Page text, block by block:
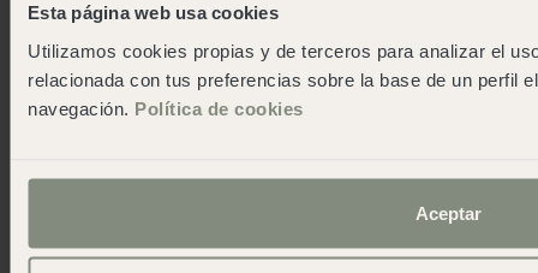
Esta página web usa cookies
Utilizamos cookies propias y de terceros para analizar el
relacionada con tus preferencias sobre la base de un perfil
navegación. Política de cookies
Aceptar
Servicios
encuentran
Nuestras zonas comunes en wecamp Jávea están
pensadas al detalle, diseñadas para ofrecer una